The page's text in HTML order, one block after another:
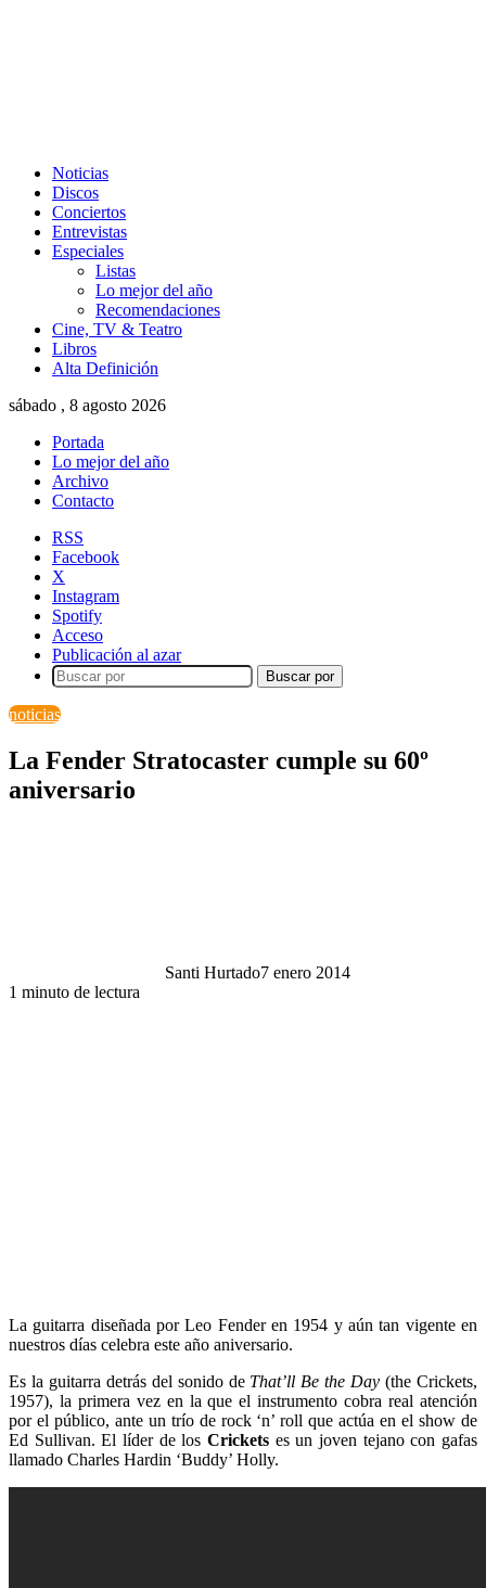
Noticias
Discos
Conciertos
Entrevistas
Especiales
Listas
Lo mejor del año
Recomendaciones
Cine, TV & Teatro
Libros
Alta Definición
sábado , 8 agosto 2026
Portada
Lo mejor del año
Archivo
Contacto
RSS
Facebook
X
Instagram
Spotify
Acceso
Publicación al azar
Buscar por
noticias
La Fender Stratocaster cumple su 60º
aniversario
Santi Hurtado7 enero 2014
1 minuto de lectura
La guitarra diseñada por Leo Fender en 1954 y aún tan vigente en
nuestros días celebra este año aniversario.
Es la guitarra detrás del sonido de That’ll Be the Day (the Crickets,
1957), la primera vez en la que el instrumento cobra real atención
por el público, ante un trío de rock ‘n’ roll que actúa en el show de
Ed Sullivan. El líder de los Crickets es un joven tejano con gafas
llamado Charles Hardin ‘Buddy’ Holly.